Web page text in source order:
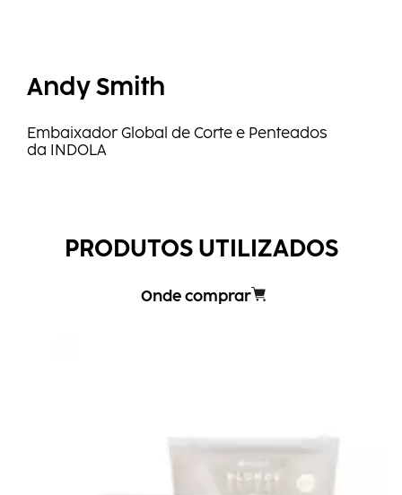
Andy Smith
Embaixador Global de Corte e Penteados
da INDOLA
PRODUTOS UTILIZADOS
Onde comprar